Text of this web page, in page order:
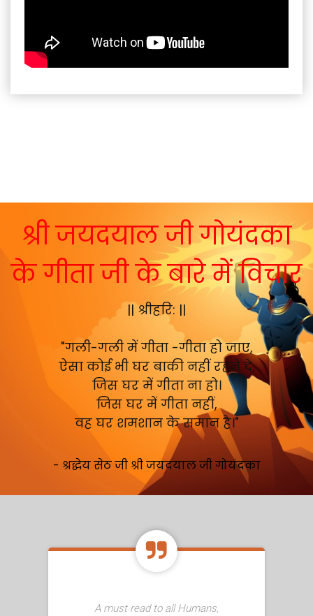
श्री जयदयाल जी गोयंदका
के गीता जी के बारे में विचार
|| श्रीहरि: ||
"गली-गली में गीता -गीता हो जाए,
ऐसा कोई भी घर बाकी नहीं रहने दे,
जिस घर में गीता ना हो।
जिस घर में गीता नहीं,
वह घर शमशान के समान है।"
- श्रद्धेय सेठ जी श्री जयदयाल जी गोयंदका
A must read to all Humans,